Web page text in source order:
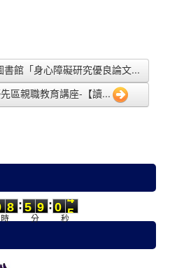
館「身心障礙研究優良論文...
區親職教育講座-【讀...
8
8
時
:
5
5
9
9
分
:
0
0
4
4
秒